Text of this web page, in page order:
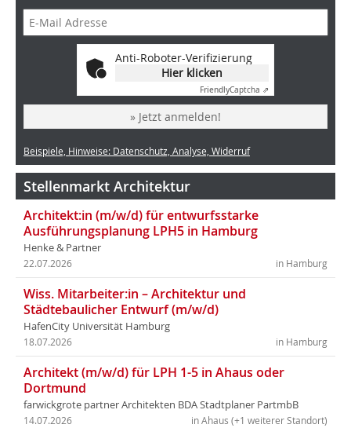
Anti-Roboter-Verifizierung
Hier klicken
FriendlyCaptcha ⇗
» Jetzt anmelden!
Beispiele, Hinweise: Datenschutz, Analyse, Widerruf
Stellenmarkt Architektur
Architekt:in (m/w/d) für entwurfsstarke
Ausführungsplanung LPH5 in Hamburg
Henke & Partner
in Hamburg
22.07.2026
Wiss. Mitarbeiter:in – Architektur und
Städtebaulicher Entwurf (m/w/d)
HafenCity Universität Hamburg
in Hamburg
18.07.2026
Architekt (m/w/d) für LPH 1-5 in Ahaus oder
Dortmund
farwickgrote partner Architekten BDA Stadtplaner PartmbB
in Ahaus (+1 weiterer Standort)
14.07.2026